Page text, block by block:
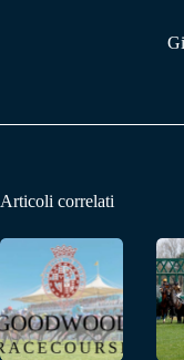
Articoli correlati